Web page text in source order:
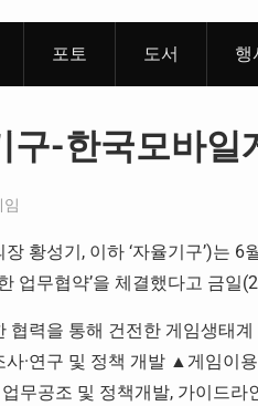
포토 도서 행
-한국모바일
임
황성기, 이하 ‘자율기구’)는
업무협약’을 체결했다고 금일
협력을 통해 건전한 게임생태
·연구 및 정책 개발 ▲게임이
무공조 및 정책개발, 가이드라